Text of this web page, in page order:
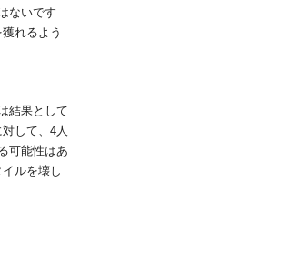
ないです
れるよう
結果として
して、4人
可能性はあ
ルを壊し